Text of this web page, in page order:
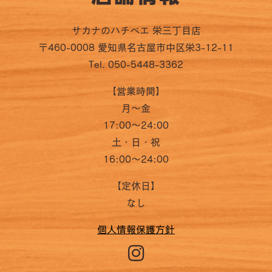
サカナのハチベエ 栄三丁目店
〒460-0008 愛知県名古屋市中区栄3-12-11
Tel. 050-5448-3362
【営業時間】
月〜金
17:00〜24:00
土・日・祝
16:00〜24:00
【定休日】
なし
個人情報保護方針